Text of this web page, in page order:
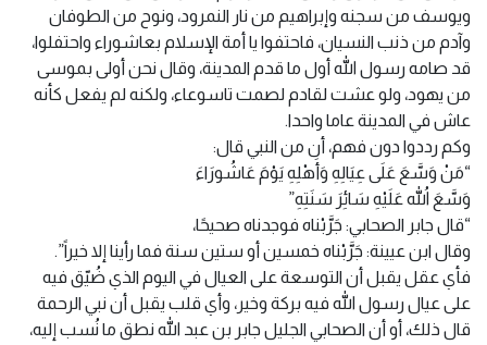
ويوسف من سجنه وإبراهيم من نار النمرود، ونوح من الطوفان
وآدم من ذنب النسيان، فاحتفوا يا أمة الإسلام بعاشوراء واحتفلوا،
قد صامه رسول الله أول ما قدم المدينة، وقال نحن أولى بموسى
من يهود، ولو عشت لقادم لصمت تاسوعاء، ولكنه لم يفعل كأنه
عاش في المدينة عاما واحدا.
وكم رددوا دون فهم، أن من النبي قال:
“مَنْ وَسَّعَ عَلَى عِيَالِهِ وَأَهْلِهِ يَوْمَ عَاشُورَاءَ
وَسَّعَ اللهُ عَلَيْهِ سَائِرَ سَنَتِهِ”
“قال جابر الصحابي: جَرَّبْناه فوجدناه صحيحًا،
وقال ابن عيينة: جَرَّبْناه خمسين أو ستين سنة فما رأينا إلا خيراً”.
فأي عقل يقبل أن التوسعة على العيال في اليوم الذي ضُيّق فيه
على عيال رسول الله فيه بركة وخير، وأي قلب يقبل أن نبي الرحمة
قال ذلك، أو أن الصحابي الجليل جابر بن عبد الله نطق ما نُسب إليه،